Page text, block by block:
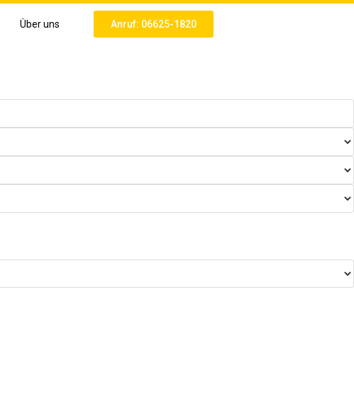
Über uns Anruf: 06625-1820